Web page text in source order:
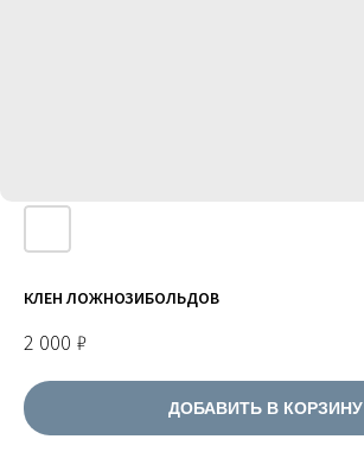
КЛЕН ЛОЖНОЗИБОЛЬДОВ
2 000 ₽
ДОБАВИТЬ В КОРЗИНУ